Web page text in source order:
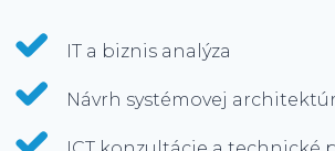
IT a biznis analýza
Návrh systémovej